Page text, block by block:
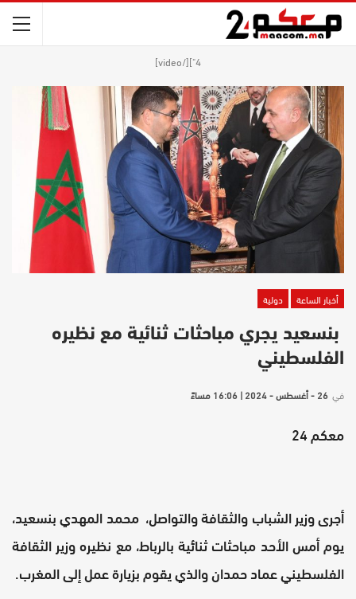
4"][/video]
أخبار الساعة دولية
بنسعيد يجري مباحثات ثنائية مع نظيره
الفلسطيني
في 26 - أغسطس - 2024 | 16:06 مساءً
معكم 24
أجرى وزير الشباب والثقافة والتواصل، محمد المهدي بنسعيد،
يوم أمس الأحد مباحثات ثنائية بالرباط، مع نظيره وزير الثقافة
الفلسطيني عماد حمدان والذي يقوم بزيارة عمل إلى المغرب.